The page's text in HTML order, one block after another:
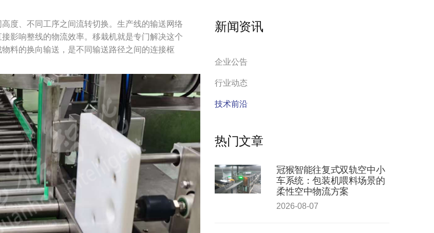
度、不同工序之间流转切换。生产线的输送网络
影响整线的物流效率。移栽机就是专门解决这个
料的换向输送，是不同输送路径之间的连接枢
新闻资讯
企业公告
行业动态
技术前沿
热门文章
冠猴智能往复式双轨空中小
车系统：包装机喂料场景的
柔性空中物流方案
2026-08-07